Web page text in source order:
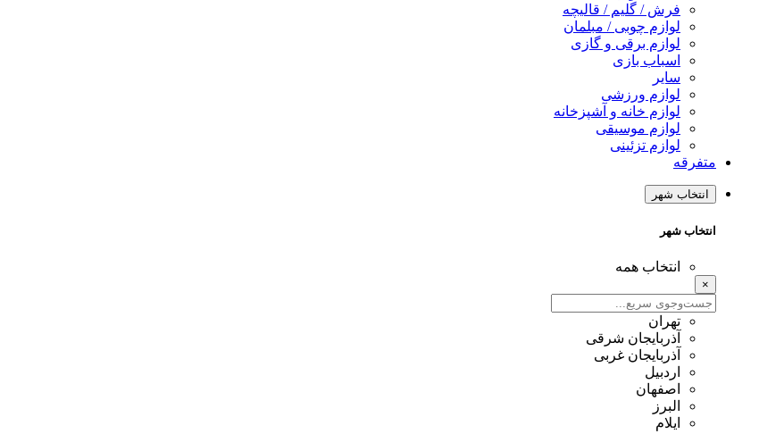
فرش / گلیم / قالیچه
لوازم چوبی / مبلمان
لوازم برقی و گازی
اسباب بازی
سایر
لوازم ورزشی
لوازم خانه و آشپزخانه
لوازم موسیقی
لوازم تزئینی
متفرقه
انتخاب شهر
انتخاب شهر
انتخاب همه
×
تهران
آذربایجان شرقی
آذربایجان غربی
اردبیل
اصفهان
البرز
ایلام